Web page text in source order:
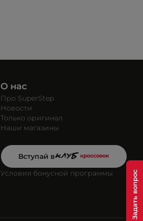
О нас
Про SuperStep
Новости
Только оригинал
Наши магазины
Вступай в
Условия бонусной программы